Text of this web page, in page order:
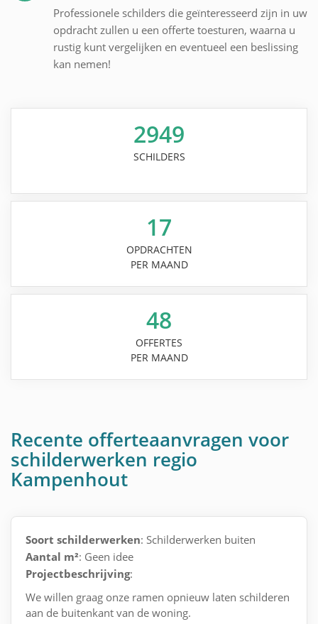
Professionele schilders die geïnteresseerd zijn in uw
opdracht zullen u een offerte toesturen, waarna u
rustig kunt vergelijken en eventueel een beslissing
kan nemen!
2949
SCHILDERS
17
OPDRACHTEN
PER MAAND
48
OFFERTES
PER MAAND
Recente offerteaanvragen voor
schilderwerken regio
Kampenhout
Soort schilderwerken: Schilderwerken buiten
Aantal m²: Geen idee
Projectbeschrijving:
We willen graag onze ramen opnieuw laten schilderen
aan de buitenkant van de woning.